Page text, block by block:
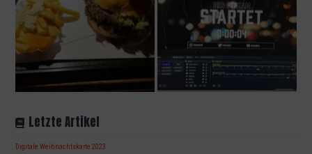
Letzte Artikel
Digitale Weihnachtskarte 2023